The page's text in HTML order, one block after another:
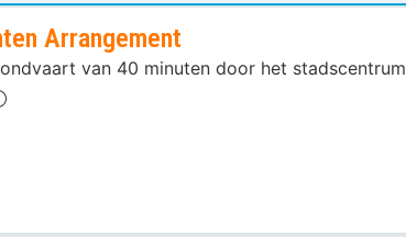
Arrangement
van 40 minuten door het stadscentrum